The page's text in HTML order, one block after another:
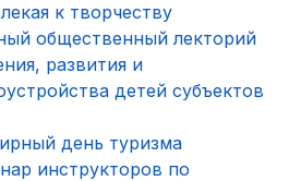
к творчеству
общественный лекторий
развития и
детей субъектов
день туризма
инструкторов по